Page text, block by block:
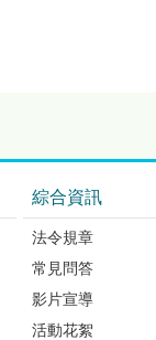
綜合資訊
法令規章
常見問答
影片宣導
活動花絮